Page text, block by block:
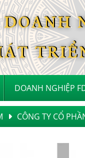
DOANH NGHIỆP
CÔNG TY CỔ